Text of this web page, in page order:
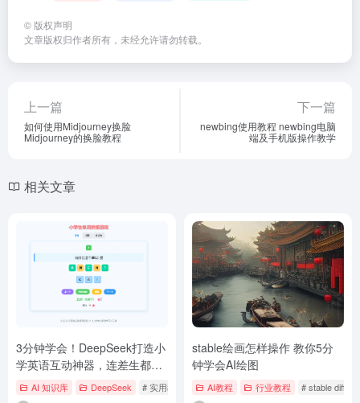
© 版权声明
文章版权归作者所有，未经允许请勿转载。
上一篇
如何使用Midjourney换脸
Midjourney的换脸教程
下一篇
newbing使用教程 newbing电脑
端及手机版操作教学
相关文章
3分钟学会！DeepSeek打造小
学英语互动神器，连差生都抢
着回答
AI 知识库 DeepSeek # 实用教育技术
stable绘画怎样操作 教你5分
钟学会AI绘图
AI教程 行业教程 # stable